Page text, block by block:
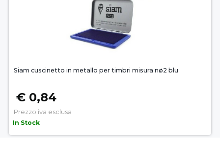
Siam cuscinetto in metallo per timbri misura nø2 blu
€ 0,84
Prezzo iva esclusa
In Stock